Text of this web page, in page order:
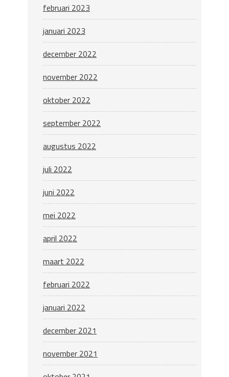
februari 2023
januari 2023
december 2022
november 2022
oktober 2022
september 2022
augustus 2022
juli 2022
juni 2022
mei 2022
april 2022
maart 2022
februari 2022
januari 2022
december 2021
november 2021